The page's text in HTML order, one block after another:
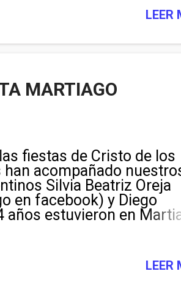
LEER
MARTIAGO
fiestas de Cristo de los
han acompañado
Silvia Beatriz Oreja
en facebook) y Diego
años estuvieron en
buscando el lugar donde
Eugenia y Genaro y
LEER